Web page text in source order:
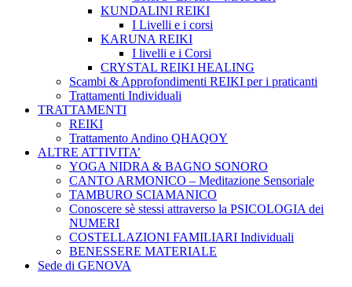
KUNDALINI REIKI
I Livelli e i corsi
KARUNA REIKI
I livelli e i Corsi
CRYSTAL REIKI HEALING
Scambi & Approfondimenti REIKI per i praticanti
Trattamenti Individuali
TRATTAMENTI
REIKI
Trattamento Andino QHAQOY
ALTRE ATTIVITA’
YOGA NIDRA & BAGNO SONORO
CANTO ARMONICO – Meditazione Sensoriale
TAMBURO SCIAMANICO
Conoscere sè stessi attraverso la PSICOLOGIA dei
NUMERI
COSTELLAZIONI FAMILIARI Individuali
BENESSERE MATERIALE
Sede di GENOVA